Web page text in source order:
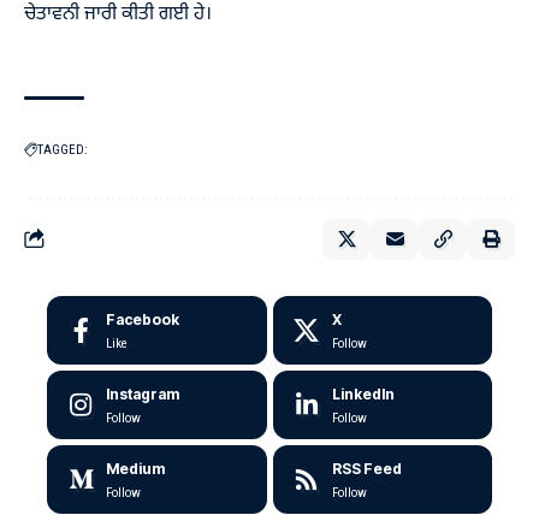
ਚੇਤਾਵਨੀ ਜਾਰੀ ਕੀਤੀ ਗਈ ਹੇ।
TAGGED:
Facebook
Like
X
Follow
Instagram
Follow
LinkedIn
Follow
Medium
Follow
RSS Feed
Follow